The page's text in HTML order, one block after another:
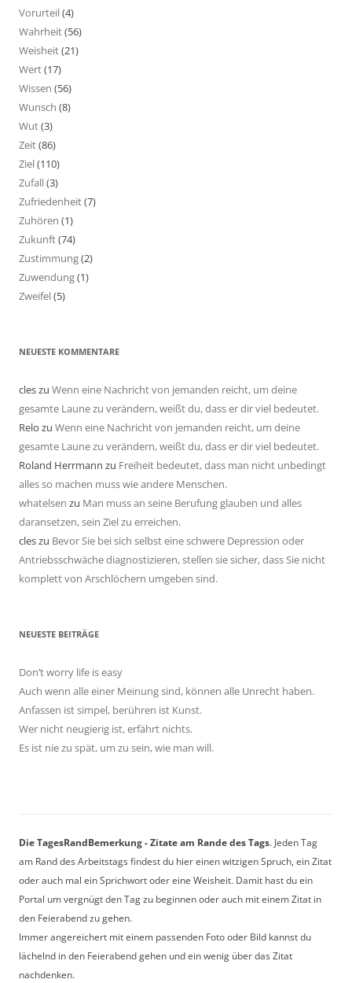
Vorurteil(4)
Wahrheit(56)
Weisheit(21)
Wert(17)
Wissen (56)
Wunsch (8)
Wut(3)
Zeit(86)
Ziel(110)
Zufall(3)
Zufriedenheit(7)
Zuhören (1)
Zukunft(74)
Zustimmung(2)
Zuwendung(1)
Zweifel(5)
NEUESTE KOMMENTARE
cleszu Wenn eine Nachricht von jemanden reicht, um deine
gesamte Laune zu verändern, weißt du, dass er dir viel bedeutet.
Relo zu Wenn eine Nachricht von jemanden reicht, um deine
gesamte Laune zu verändern, weißt du, dass er dir viel bedeutet.
Roland Herrmann zu Freiheit bedeutet, dass man nicht unbedingt
alles so machen muss wie andere Menschen.
whatelsen zu Man muss an seine Berufung glauben und alles
daransetzen, sein Ziel zu erreichen.
cleszu Bevor Sie bei sich selbst eine schwere Depression oder
Antriebsschwäche diagnostizieren, stellen sie sicher, dass Sie nicht
komplett von Arschlöchern umgeben sind.
NEUESTE BEITRÄGE
Don’t worry life is easy
Auch wenn alle einer Meinung sind, können alle Unrecht haben.
Anfassen ist simpel, berühren ist Kunst.
Wer nicht neugierig ist, erfährt nichts.
Es ist nie zu spät, um zu sein, wie man will.
Die TagesRandBemerkung - Zitate am Rande des Tags. Jeden Tag
am Rand des Arbeitstags findest du hier einen witzigen Spruch, ein Zitat
oder auch mal ein Sprichwort oder eine Weisheit. Damit hast du ein
Portal um vergnügt den Tag zu beginnen oder auch mit einem Zitat in
den Feierabend zu gehen.
Immer angereichert mit einem passenden Foto oder Bild kannst du
lächelnd in den Feierabend gehen und ein wenig über das Zitat
nachdenken.